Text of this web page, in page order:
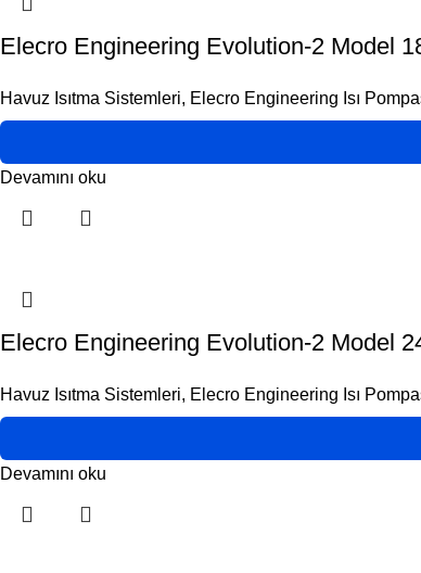
Elecro Engineering Evolution-2 Model
Havuz Isıtma Sistemleri, Elecro Engineering Isı
Devamını oku
Elecro Engineering Evolution-2 Model
Havuz Isıtma Sistemleri, Elecro Engineering Isı
Devamını oku